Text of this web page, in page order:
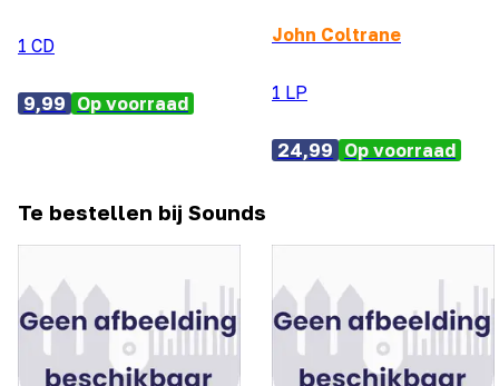
1 CD
9,99 Op voorraad
John Coltrane
1 LP
24,99 Op voorraad
Te bestellen bij Sounds